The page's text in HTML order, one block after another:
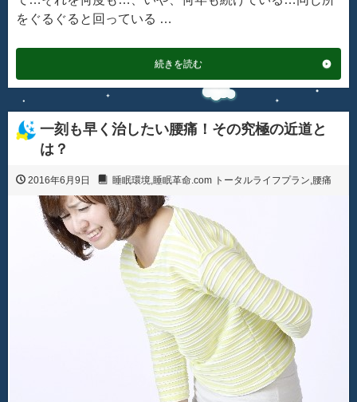
をぐるぐると回っている …
続きを読む
一刻も早く治したい腰痛！その究極の近道と
は？
2016年6月9日 睡眠環境,睡眠革命.com トータルライフプラン,腰痛